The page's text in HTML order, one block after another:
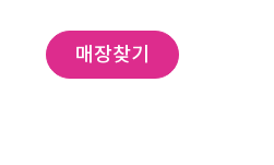
매장찾기